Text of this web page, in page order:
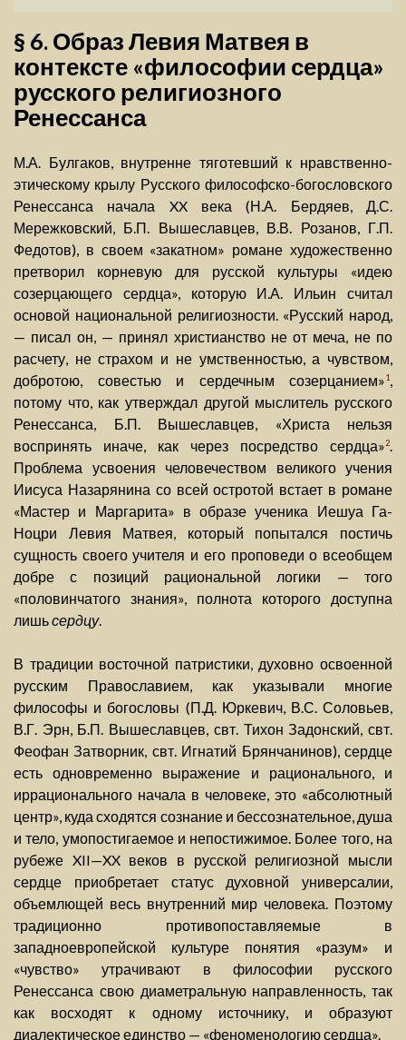
§ 6. Образ Левия Матвея в
контексте «философии сердца»
русского религиозного
Ренессанса
М.А. Булгаков, внутренне тяготевший к нравственно-
этическому крылу Русского философско-богословского
Ренессанса начала XX века (Н.А. Бердяев, Д.С.
Мережковский, Б.П. Вышеславцев, В.В. Розанов, Г.П.
Федотов), в своем «закатном» романе художественно
претворил корневую для русской культуры «идею
созерцающего сердца», которую И.А. Ильин считал
основой национальной религиозности. «Русский народ,
— писал он, — принял христианство не от меча, не по
расчету, не страхом и не умственностью, а чувством,
добротою, совестью и сердечным созерцанием»1,
потому что, как утверждал другой мыслитель русского
Ренессанса, Б.П. Вышеславцев, «Христа нельзя
воспринять иначе, как через посредство сердца»2.
Проблема усвоения человечеством великого учения
Иисуса Назарянина со всей остротой встает в романе
«Мастер и Маргарита» в образе ученика Иешуа Га-
Ноцри Левия Матвея, который попытался постичь
сущность своего учителя и его проповеди о всеобщем
добре с позиций рациональной логики — того
«половинчатого знания», полнота которого доступна
лишьсердцу.
В традиции восточной патристики, духовно освоенной
русским Православием, как указывали многие
философы и богословы (П.Д. Юркевич, В.С. Соловьев,
В.Г. Эрн, Б.П. Вышеславцев, свт. Тихон Задонский, свт.
Феофан Затворник, свт. Игнатий Брянчанинов), сердце
есть одновременно выражение и рационального, и
иррационального начала в человеке, это «абсолютный
центр», куда сходятся сознание и бессознательное, душа
и тело, умопостигаемое и непостижимое. Более того, на
рубеже XII—XX веков в русской религиозной мысли
сердце приобретает статус духовной универсалии,
объемлющей весь внутренний мир человека. Поэтому
традиционно противопоставляемые в
западноевропейской культуре понятия «разум» и
«чувство» утрачивают в философии русского
Ренессанса свою диаметральную направленность, так
как восходят к одному источнику, и образуют
диалектическое единство — «феноменологию сердца».